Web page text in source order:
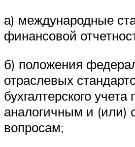
а) международные
финансовой
б) положения
отраслевых
бухгалтерского учета
аналогичным и (или)
вопросам;